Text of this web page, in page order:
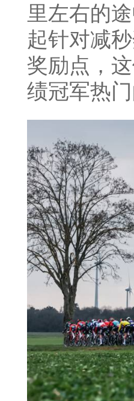
里左右的
起针对减
奖励点，
绩冠军热门